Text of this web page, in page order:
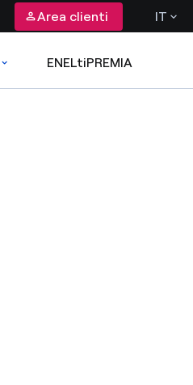
Area clienti IT
ENELtiPREMIA